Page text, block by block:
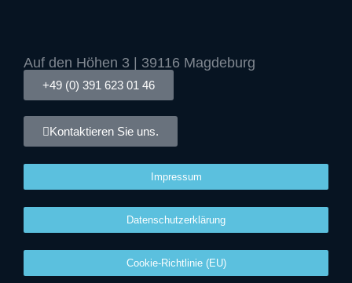
Auf den Höhen 3 | 39116 Magdeburg
+49 (0) 391 623 01 46
Kontaktieren Sie uns.
Impressum
Datenschutzerklärung
Cookie-Richtlinie (EU)